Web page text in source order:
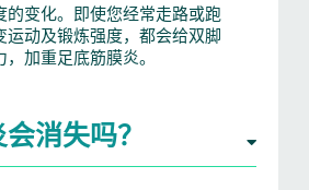
的变化。即使您经常走路或跑
运动及锻炼强度，都会给双脚
加重足底筋膜炎。
消失吗？